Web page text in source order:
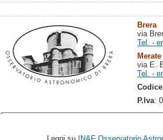
Brera
via
Tel. -
Merate
via E.
Tel. -
P.Iva: